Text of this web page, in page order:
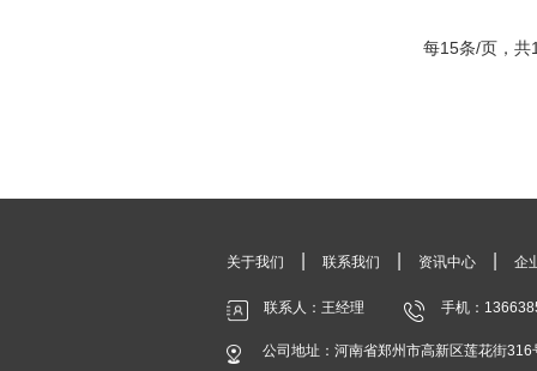
每15条/页，共
关于我们 联系我们 资讯中心 企
联系人：王经理 手机：
公司地址：河南省郑州市高新区莲花街316